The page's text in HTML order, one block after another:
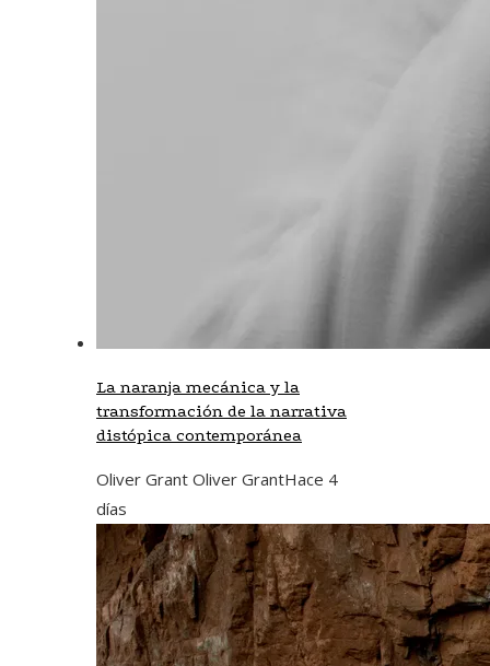
La naranja mecánica y la
transformación de la narrativa
distópica contemporánea
Oliver Grant Oliver GrantHace 4
días